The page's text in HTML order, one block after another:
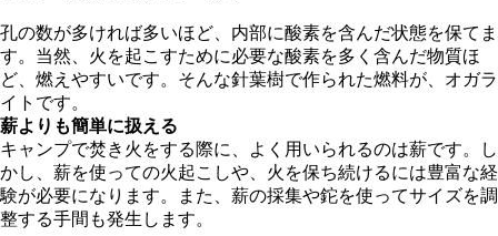
孔の数が多ければ多いほど、内部に酸素を含んだ状態を保てま
す。当然、火を起こすために必要な酸素を多く含んだ物質ほ
ど、燃えやすいです。そんな針葉樹で作られた燃料が、オガラ
イトです。
薪よりも簡単に扱える
キャンプで焚き火をする際に、よく用いられるのは薪です。し
かし、薪を使っての火起こしや、火を保ち続けるには豊富な経
験が必要になります。また、薪の採集や鉈を使ってサイズを調
整する手間も発生します。